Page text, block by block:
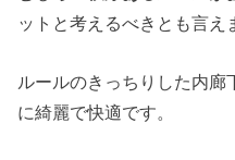
ットと考えるべきとも言え
ルールのきっちりした内廊
に綺麗で快適です。